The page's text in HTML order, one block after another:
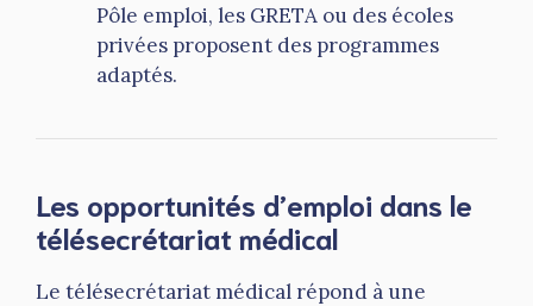
Pôle emploi, les GRETA ou des écoles
privées proposent des programmes
adaptés.
Les opportunités d’emploi dans le
télésecrétariat médical
Le télésecrétariat médical répond à une